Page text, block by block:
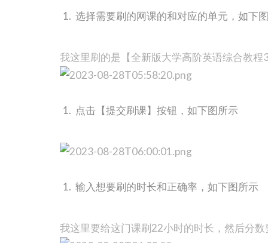
选择需要刷的网课的和对应的单元，如下
我这里刷的是【全新版大学高阶英语综合教
点击【提交刷课】按钮，如下图所示
输入想要刷的时长和正确率，如下图所示
我这里要给这门课刷22小时的时长，然后分